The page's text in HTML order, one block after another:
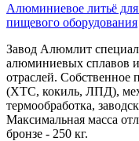
Алюминиевое литьё
пищевого оборудования
Завод Алюмлит
алюминиевых сплавов
отраслей. Собственное
(ХТС, кокиль, ЛПД),
термообработка,
Максимальная масса
бронзе - 250 кг.